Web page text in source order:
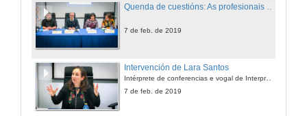
7 de feb. de 2019
Intervención de Lara Santos
Intérprete de conferencias e vogal de Interpretación da AGPTI
7 de feb. de 2019